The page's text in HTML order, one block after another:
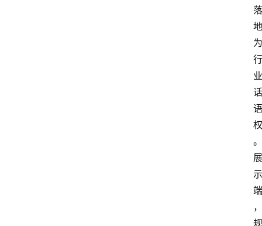
落
地
为
行
业
话
语
权
。
展
示
端
，
规